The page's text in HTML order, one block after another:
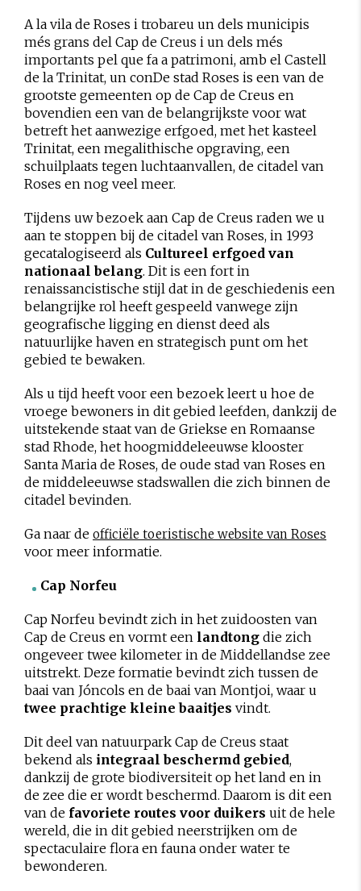
A la vila de Roses i trobareu un dels municipis
més grans del Cap de Creus i un dels més
importants pel que fa a patrimoni, amb el Castell
de la Trinitat, un conDe stad Roses is een van de
grootste gemeenten op de Cap de Creus en
bovendien een van de belangrijkste voor wat
betreft het aanwezige erfgoed, met het kasteel
Trinitat, een megalithische opgraving, een
schuilplaats tegen luchtaanvallen, de citadel van
Roses en nog veel meer.
Tijdens uw bezoek aan Cap de Creus raden we u
aan te stoppen bij de citadel van Roses, in 1993
gecatalogiseerd als Cultureel erfgoed van
nationaal belang. Dit is een fort in
renaissancistische stijl dat in de geschiedenis een
belangrijke rol heeft gespeeld vanwege zijn
geografische ligging en dienst deed als
natuurlijke haven en strategisch punt om het
gebied te bewaken.
Als u tijd heeft voor een bezoek leert u hoe de
vroege bewoners in dit gebied leefden, dankzij de
uitstekende staat van de Griekse en Romaanse
stad Rhode, het hoogmiddeleeuwse klooster
Santa Maria de Roses, de oude stad van Roses en
de middeleeuwse stadswallen die zich binnen de
citadel bevinden.
Ga naar de officiële toeristische website van Roses
voor meer informatie.
Cap Norfeu
Cap Norfeu bevindt zich in het zuidoosten van
Cap de Creus en vormt een landtong die zich
ongeveer twee kilometer in de Middellandse zee
uitstrekt. Deze formatie bevindt zich tussen de
baai van Jóncols en de baai van Montjoi, waar u
twee prachtige kleine baaitjes vindt.
Dit deel van natuurpark Cap de Creus staat
bekend als integraal beschermd gebied,
dankzij de grote biodiversiteit op het land en in
de zee die er wordt beschermd. Daarom is dit een
van de favoriete routes voor duikers uit de hele
wereld, die in dit gebied neerstrijken om de
spectaculaire flora en fauna onder water te
bewonderen.